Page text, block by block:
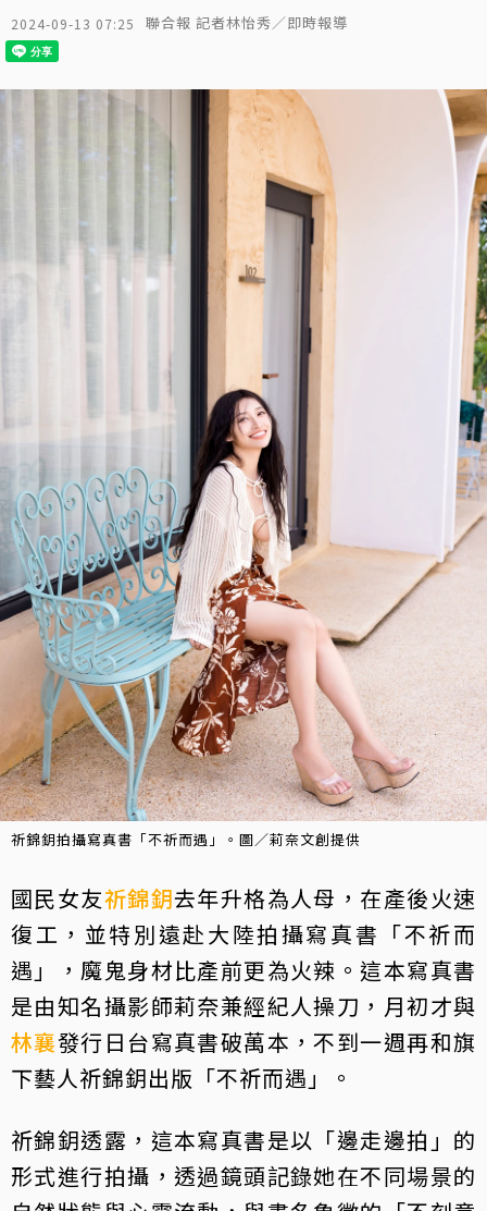
2024-09-13 07:25 聯合報 記者林怡秀／即時報導
祈錦鈅拍攝寫真書「不祈而遇」。圖／莉奈文創提供
國民女友祈錦鈅去年升格為人母，在產後火速
復工，並特別遠赴大陸拍攝寫真書「不祈而
遇」，魔鬼身材比產前更為火辣。這本寫真書
是由知名攝影師莉奈兼經紀人操刀，月初才與
林襄發行日台寫真書破萬本，不到一週再和旗
下藝人祈錦鈅出版「不祈而遇」。
祈錦鈅透露，這本寫真書是以「邊走邊拍」的
形式進行拍攝，透過鏡頭記錄她在不同場景的